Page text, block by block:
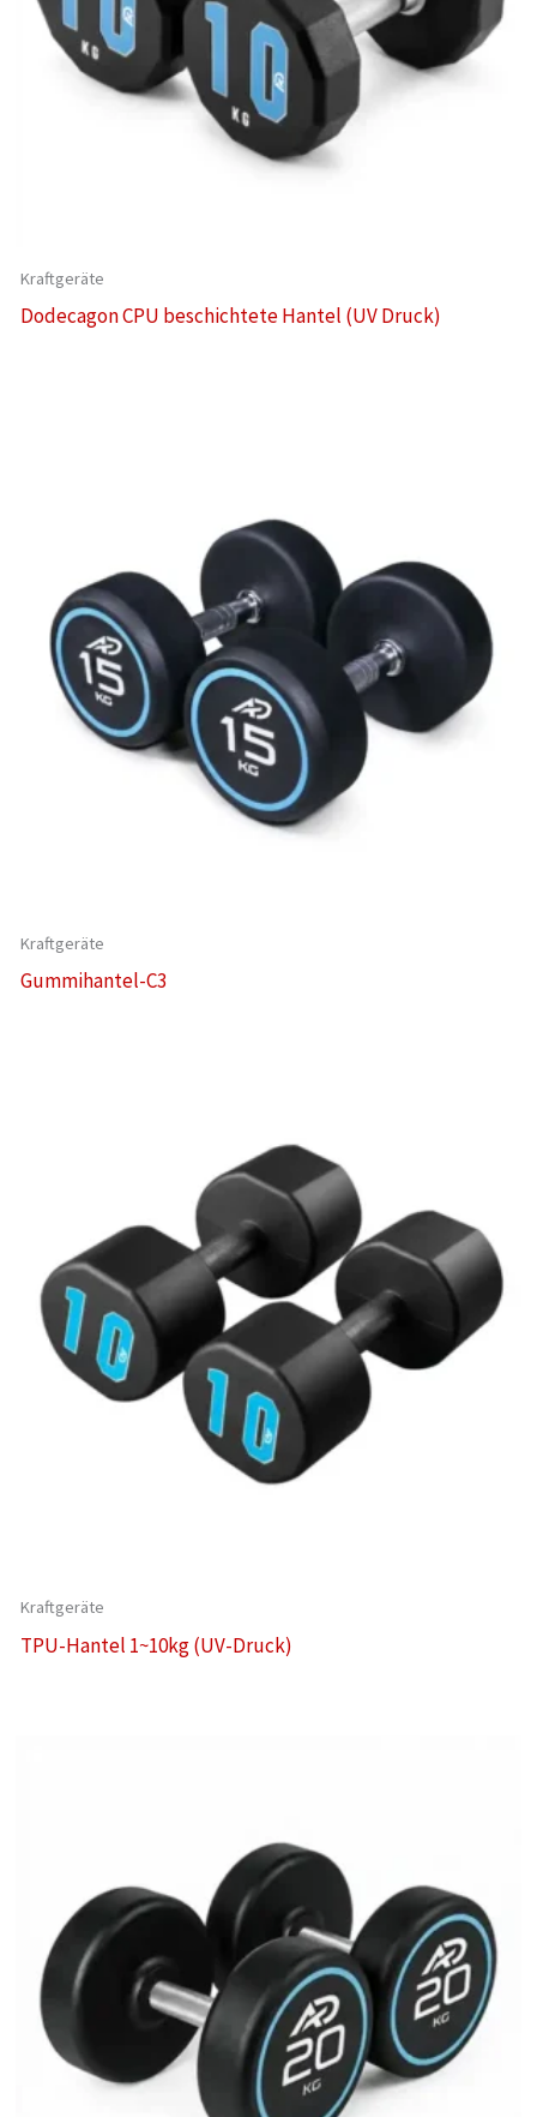
Kraftgeräte
Dodecagon CPU beschichtete Hantel (UV Druck)
Kraftgeräte
Gummihantel-C3
Kraftgeräte
TPU-Hantel 1~10kg (UV-Druck)